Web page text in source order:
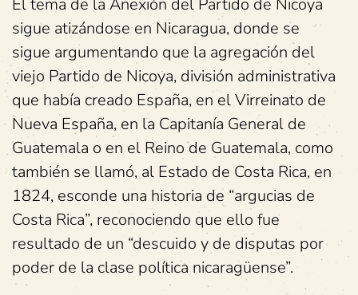
El tema de la Anexión del Partido de Nicoya
sigue atizándose en Nicaragua, donde se
sigue argumentando que la agregación del
viejo Partido de Nicoya, división administrativa
que había creado España, en el Virreinato de
Nueva España, en la Capitanía General de
Guatemala o en el Reino de Guatemala, como
también se llamó, al Estado de Costa Rica, en
1824, esconde una historia de “argucias de
Costa Rica”, reconociendo que ello fue
resultado de un “descuido y de disputas por
poder de la clase política nicaragüense”.